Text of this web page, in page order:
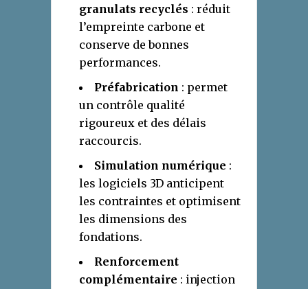
granulats recyclés : réduit
l’empreinte carbone et
conserve de bonnes
performances.
Préfabrication : permet
un contrôle qualité
rigoureux et des délais
raccourcis.
Simulation numérique :
les logiciels 3D anticipent
les contraintes et optimisent
les dimensions des
fondations.
Renforcement
complémentaire : injection